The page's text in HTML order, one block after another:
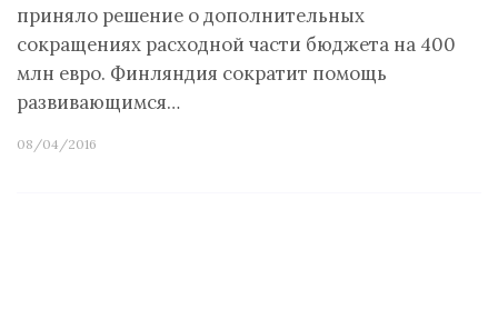
приняло решение о дополнительных
сокращениях расходной части бюджета на 400
млн евро. Финляндия сократит помощь
развивающимся…
08/04/2016